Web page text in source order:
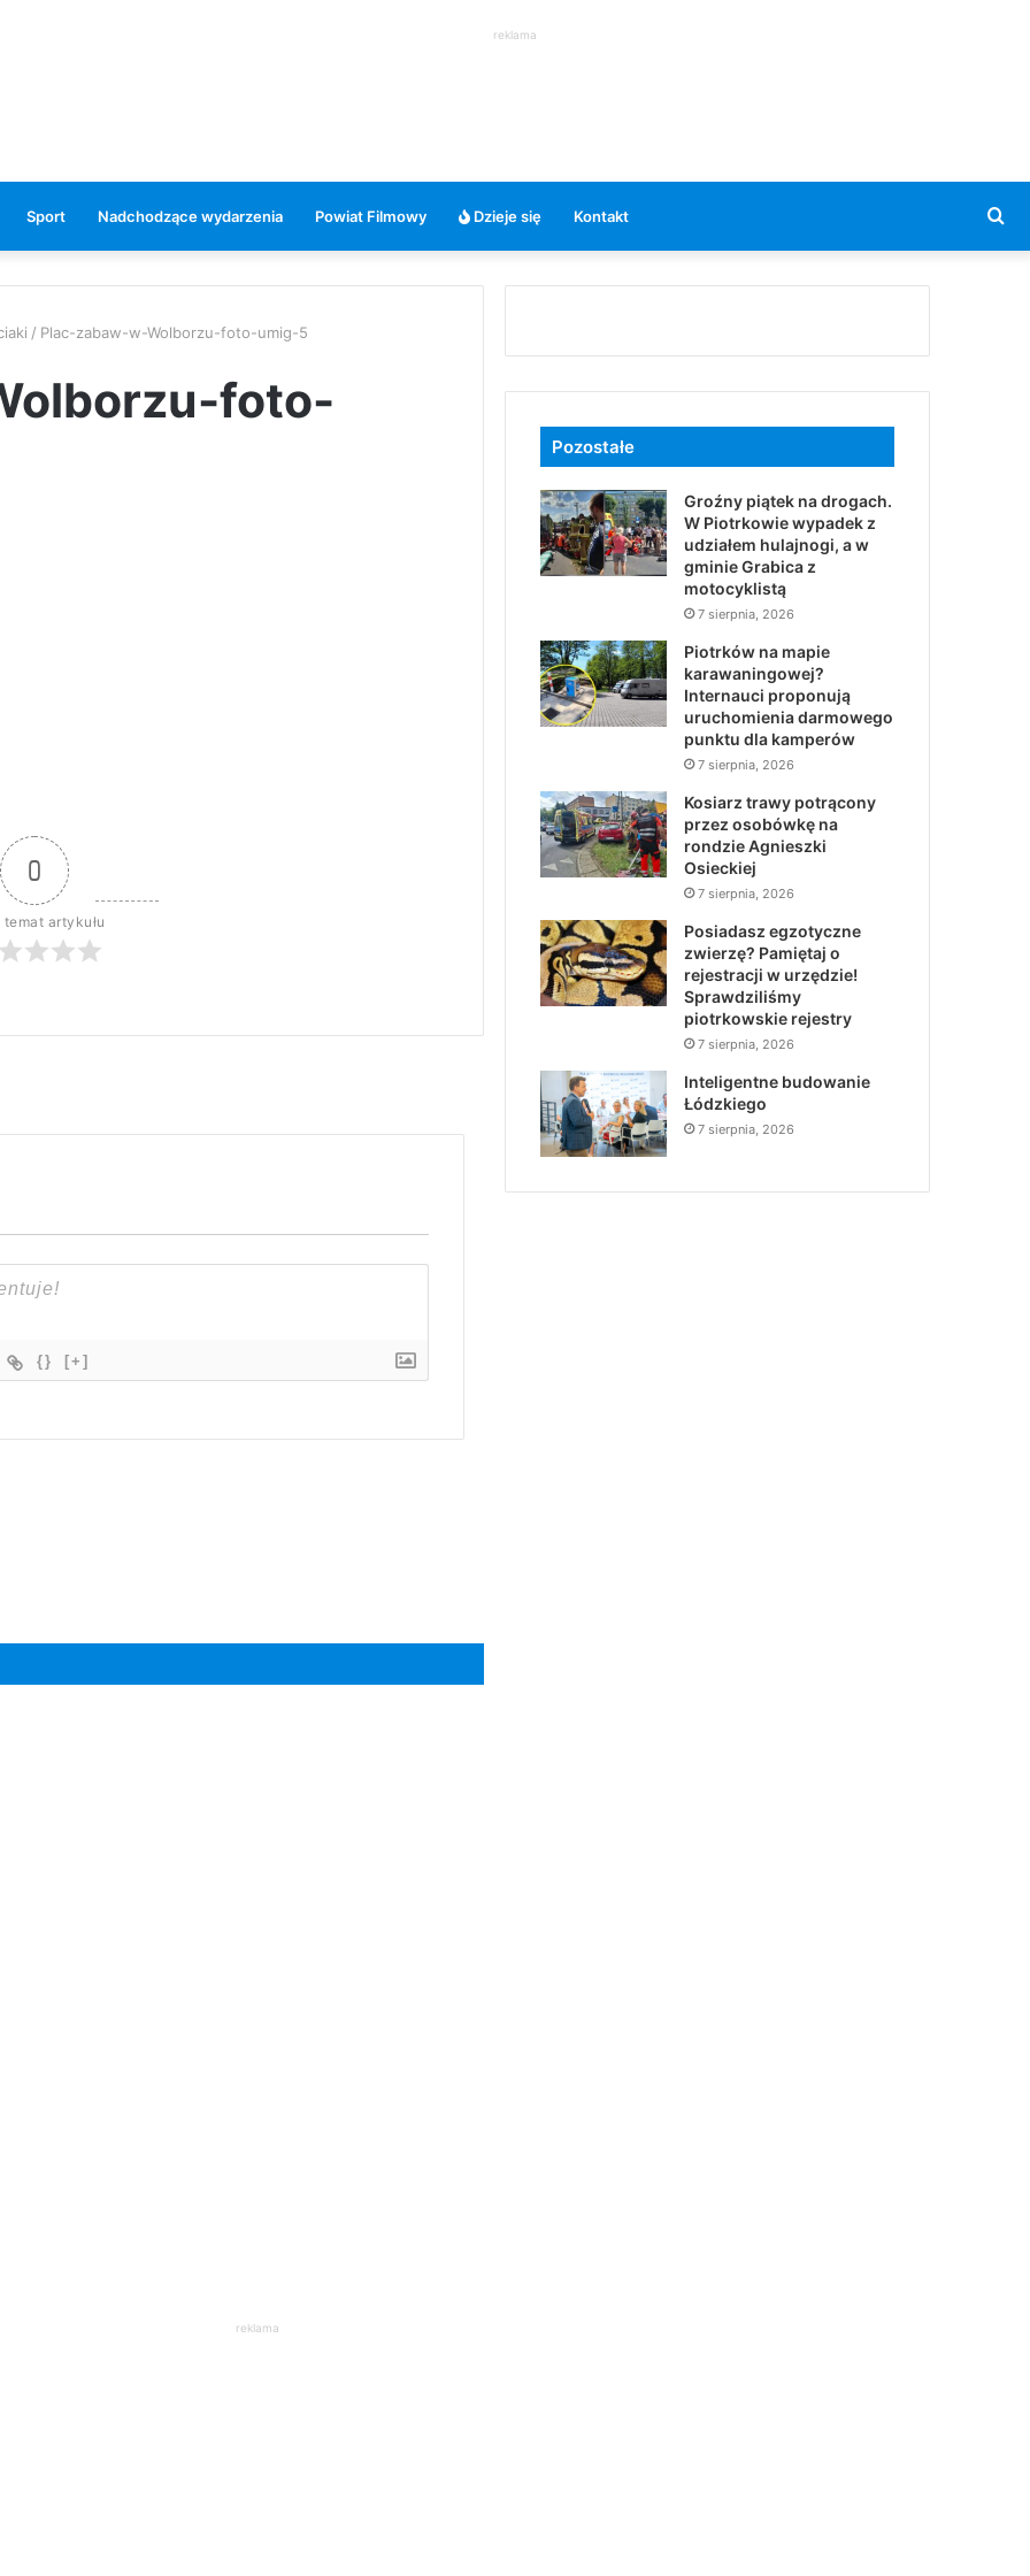
reklama
Sport Nadchodzące wydarzenia Powiat Filmowy Dzieje się Kontakt
/ Plac-zabaw-w-Wolborzu-foto-umig-5
foto-
0
temat artykułu
{} [+]
Pozostałe
Groźny piątek na drogach.
W Piotrkowie wypadek z
udziałem hulajnogi, a w
gminie Grabica z
motocyklistą
7 sierpnia, 2026
Piotrków na mapie
karawaningowej?
Internauci proponują
uruchomienia darmowego
punktu dla kamperów
7 sierpnia, 2026
Kosiarz trawy potrącony
przez osobówkę na
rondzie Agnieszki
Osieckiej
7 sierpnia, 2026
Posiadasz egzotyczne
zwierzę? Pamiętaj o
rejestracji w urzędzie!
Sprawdziliśmy
piotrkowskie rejestry
7 sierpnia, 2026
Inteligentne budowanie
Łódzkiego
7 sierpnia, 2026
reklama